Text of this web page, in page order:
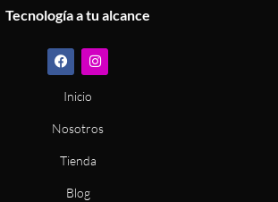
Tecnología a tu alcance
F
a
c
e
o
o
I
n
s
r
m
Inicio
Nosotros
Tienda
Blog